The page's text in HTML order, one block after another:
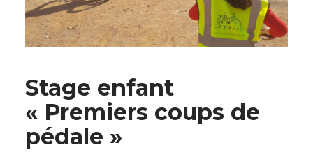
Stage enfant
« Premiers coups de
pédale »